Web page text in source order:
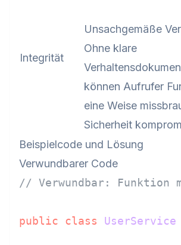
Integrität
Unsachgemäße
Ohne klare
können Aufrufer
eine Weise
Sicherheit
Beispielcode und Lösung
Verwundbarer Code
// Verwundbar: Funktion
public class UserService